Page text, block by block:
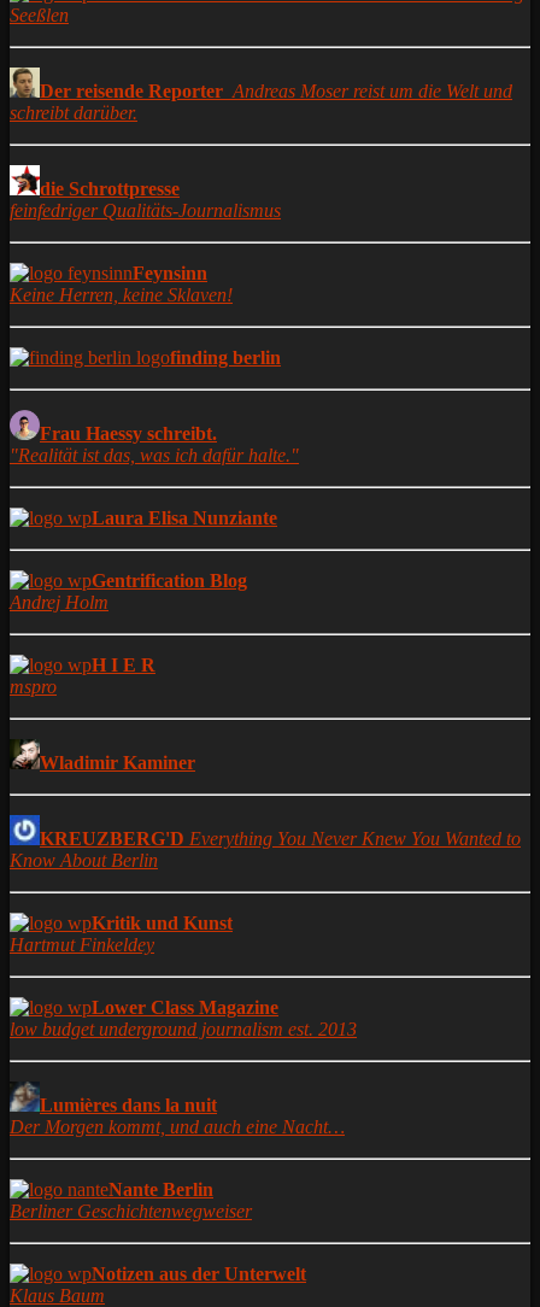
Seeßlen
Der reisende Reporter Andreas Moser reist um die Welt und
schreibt darüber.
die Schrottpresse
feinfedriger Qualitäts-Journalismus
Feynsinn
Keine Herren, keine Sklaven!
finding berlin
Frau Haessy schreibt.
"Realität ist das, was ich dafür halte."
Laura Elisa Nunziante
Gentrification Blog
Andrej Holm
H I E R
mspro
Wladimir Kaminer
KREUZBERG'D Everything You Never Knew You Wanted to
Know About Berlin
Kritik und Kunst
Hartmut Finkeldey
Lower Class Magazine
low budget underground journalism est. 2013
Lumières dans la nuit
Der Morgen kommt, und auch eine Nacht…
Nante Berlin
Berliner Geschichtenwegweiser
Notizen aus der Unterwelt
Klaus Baum